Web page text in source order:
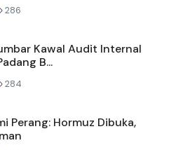
286
Kawal Audit Internal
B...
284
Perang: Hormuz Dibuka,